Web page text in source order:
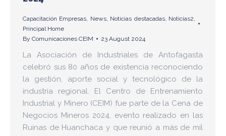
Capacitación Empresas News, Noticias destacadas, Noticias2
Principal Home
By Comunicaciones CEIM 23 August 2024
La Asociación de Industriales de Antofagasta
celebró sus 80 años de existencia reconociendo
la gestión, aporte social y tecnológico de la
industria regional. El Centro de Entrenamiento
Industrial y Minero (CEIM) fue parte de la Cena de
Negocios Mineros 2024, evento realizado en las
Ruinas de Huanchaca y que reunió a más de mil